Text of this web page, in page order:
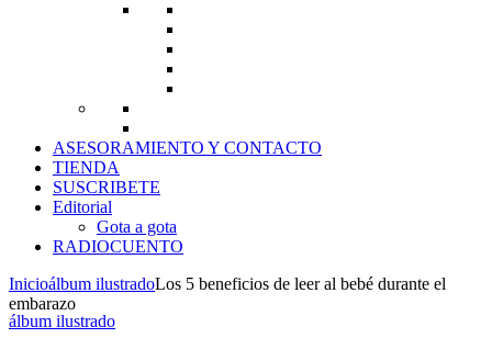
ASESORAMIENTO Y CONTACTO
TIENDA
SUSCRIBETE
Editorial
Gota a gota
RADIOCUENTO
Inicioálbum ilustradoLos 5 beneficios de leer al bebé durante el
embarazo
álbum ilustrado